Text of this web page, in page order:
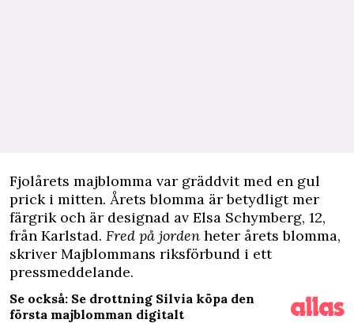
Fjolårets majblomma var gräddvit med en gul
prick i mitten. Årets blomma är betydligt mer
färgrik och är designad av Elsa Schymberg, 12,
från Karlstad. Fred på jorden heter årets blomma,
skriver Majblommans riksförbund i ett
pressmeddelande.
Se också: Se drottning Silvia köpa den
första majblomman digitalt